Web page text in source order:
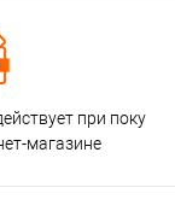
при
магазине